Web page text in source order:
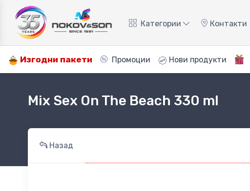
Категории Контакти
Изгодни пакети Промоции Нови продукти
Mix Sex On The Beach 330 ml
Назад